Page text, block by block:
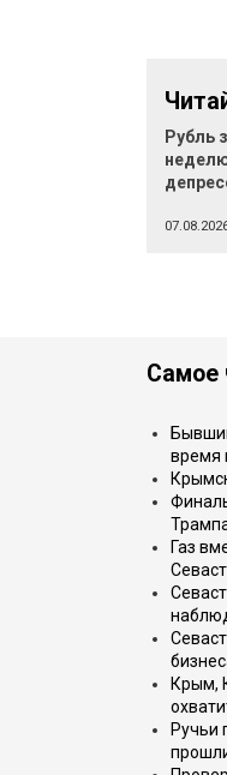
Рубль
Самое
время
Газ
Крым,
Ручьи